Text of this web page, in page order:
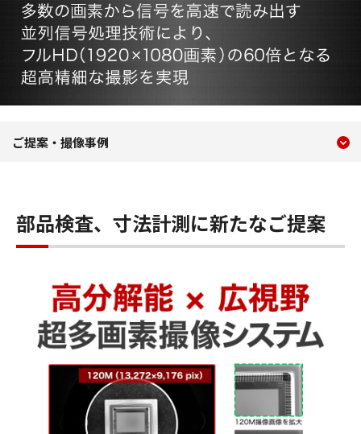
120MXS CMOSセンサー｜
現在のコンテンツ
ご提案・撮像事例
部品検査、寸法計測に新たなご提案